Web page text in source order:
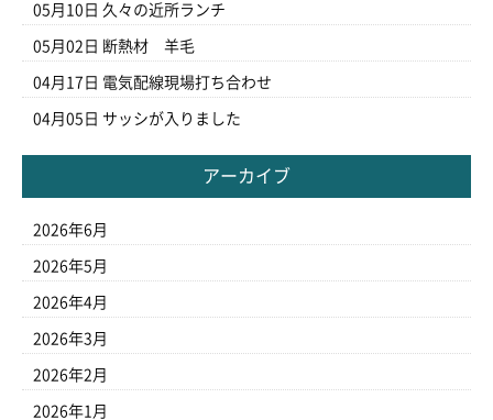
05月10日 久々の近所ランチ
05月02日 断熱材 羊毛
04月17日 電気配線現場打ち合わせ
04月05日 サッシが入りました
アーカイブ
2026年6月
2026年5月
2026年4月
2026年3月
2026年2月
2026年1月